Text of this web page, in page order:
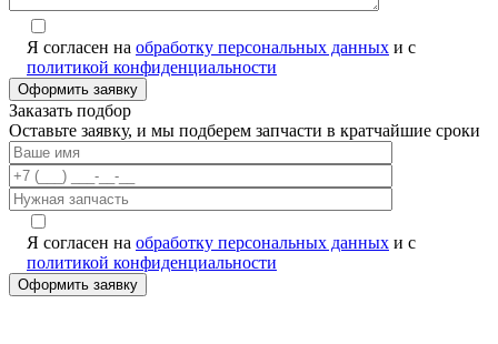
Я согласен на обработку персональных данных и с
политикой конфиденциальности
Заказать подбор
Оставьте заявку, и мы подберем запчасти в кратчайшие сроки
Я согласен на обработку персональных данных и с
политикой конфиденциальности